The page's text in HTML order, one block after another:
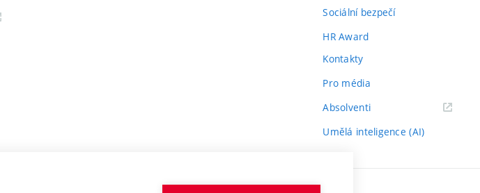
Sociální bezpečí
HR Award
Kontakty
Pro média
Absolventi(externí
Umělá inteligence (AI)